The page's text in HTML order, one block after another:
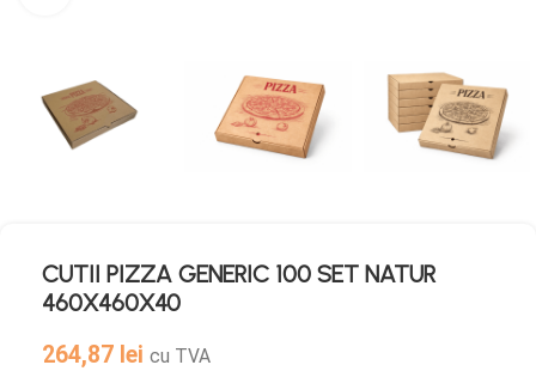
CUTII PIZZA GENERIC 100 SET NATUR
460X460X40
264,87 lei cu TVA